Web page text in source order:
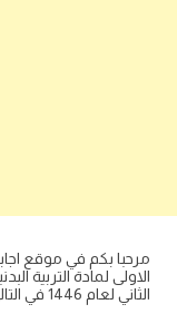
مرحبا بكم في موقع
الاولى لمادة التربية
الثاني لعام 1446 في التالي